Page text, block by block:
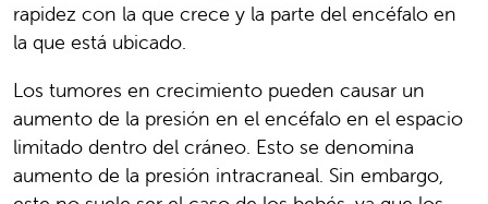
rapidez con la que crece y la parte del encéfalo en
la que está ubicado.
Los tumores en crecimiento pueden causar un
aumento de la presión en el encéfalo en el espacio
limitado dentro del cráneo. Esto se denomina
aumento de la presión intracraneal. Sin embargo,